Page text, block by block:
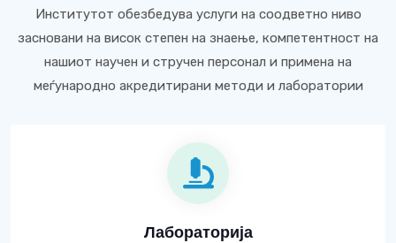
Институтот обезбедува услуги на соодветно ниво
засновани на висок степен на знаење, компетентност на
нашиот научен и стручен персонал и примена на
меѓународно акредитирани методи и лаборатории
Лабораторија